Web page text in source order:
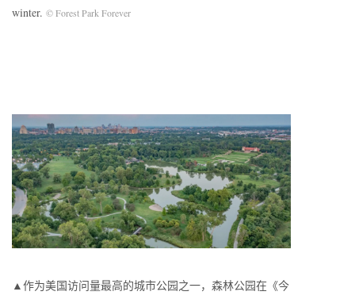
winter. © Forest Park Forever
▲作为美国访问量最高的城市公园之一，森林公园在《今